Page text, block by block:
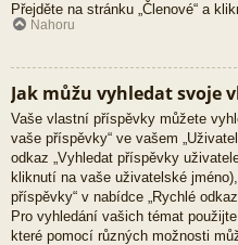
Přejděte na stránku „Členové“ a
Nahoru
Jak můžu vyhledat svoje
Vaše vlastní příspěvky můžete
vaše příspěvky“ ve vašem
odkaz „Vyhledat příspěvky
kliknutí na vaše uživatelské
příspěvky“ v nabídce „Rychlé
Pro vyhledání vašich témat
které pomocí různých možnosti